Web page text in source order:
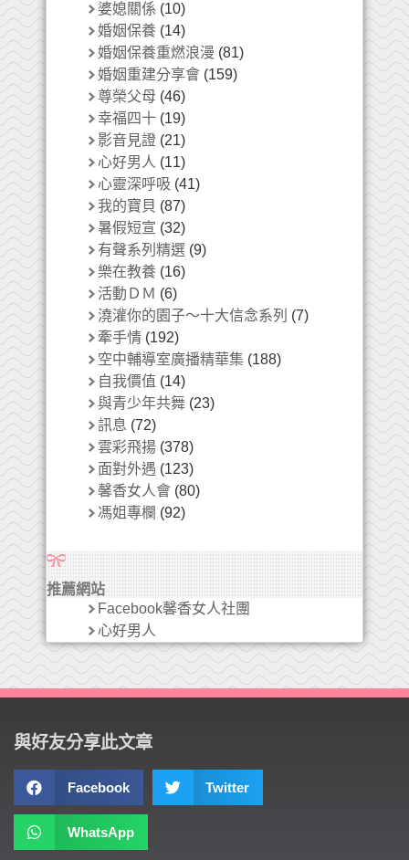
婆媳關係 (10)
婚姻保養 (14)
婚姻保養重燃浪漫 (81)
婚姻重建分享會 (159)
尊榮父母 (46)
幸福四十 (19)
影音見證 (21)
心好男人 (11)
心靈深呼吸 (41)
我的寶貝 (87)
暑假短宣 (32)
有聲系列精選 (9)
樂在教養 (16)
活動ＤＭ (6)
澆灌你的園子～十大信念系列 (7)
牽手情 (192)
空中輔導室廣播精華集 (188)
自我價值 (14)
與青少年共舞 (23)
訊息 (72)
雲彩飛揚 (378)
面對外遇 (123)
馨香女人會 (80)
馮姐專欄 (92)
推薦網站
Facebook馨香女人社團
心好男人
與好友分享此文章
Facebook Twitter
WhatsApp